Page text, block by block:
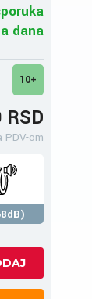
dana
10+
RSD
PDV-om